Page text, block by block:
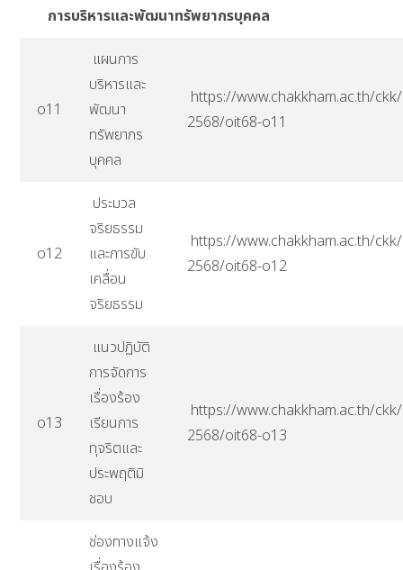
การบริหารและพัฒนาทรัพยากรบุคคล
o11
แผนการ
บริหารและ
พัฒนา
ทรัพยากร
บุคคล
https://www.chakkham.ac.th/
2568/oit68-o11
o12
ประมวล
จริยธรรม
และการขับ
เคลื่อน
จริยธรรม
https://www.chakkham.ac.th/
2568/oit68-o12
o13
แนวปฏิบัติ
การจัดการ
เรื่องร้อง
เรียนการ
ทุจริตและ
ประพฤติมิ
ชอบ
https://www.chakkham.ac.th/
2568/oit68-o13
ช่องทางแจ้ง